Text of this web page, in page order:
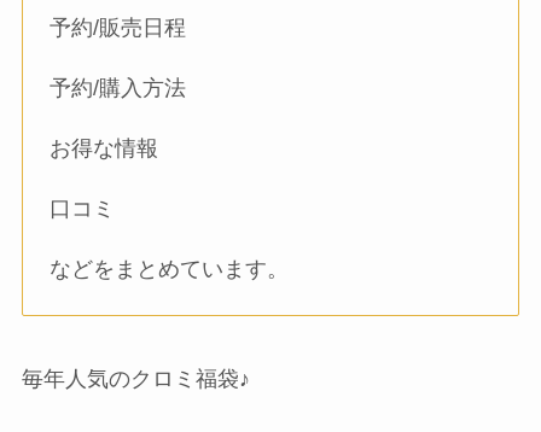
予約/販売日程
予約/購入方法
お得な情報
口コミ
などをまとめています。
毎年人気のクロミ福袋♪